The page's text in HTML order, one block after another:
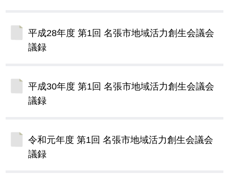
平成28年度 第1回 名張市地域活力創生会議会
議録
平成30年度 第1回 名張市地域活力創生会議会
議録
令和元年度 第1回 名張市地域活力創生会議会
議録